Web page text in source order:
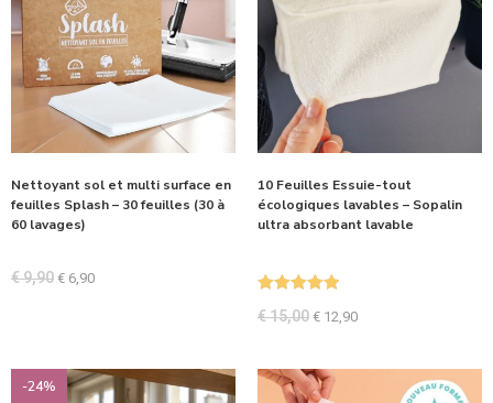
Nettoyant sol et multi surface en
feuilles Splash – 30 feuilles (30 à
60 lavages)
€9,90 € 6,90
10 Feuilles Essuie-tout
écologiques lavables – Sopalin
ultra absorbant lavable
€15,00 € 12,90
-24%